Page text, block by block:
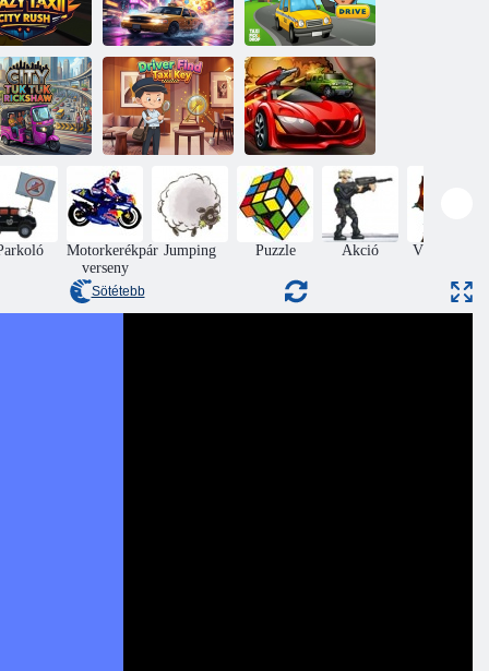
Taxi City
Rush
Drift Drift Taxi Rushlane Cabbie
Tuk Tuk
Rickshaw
Driver Find Taxi
Key
Spy autó
Motorkerékpár
verseny
Jumping Puzzle Akció
Védelme a
Sötétebb